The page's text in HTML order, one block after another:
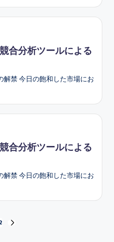
合分析ツールによる
解禁 今日の飽和した市場にお
合分析ツールによる
解禁 今日の飽和した市場にお